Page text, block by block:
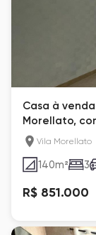
Casa à
Morellato,
Vila Morellato
140m² 3
R$ 851.000